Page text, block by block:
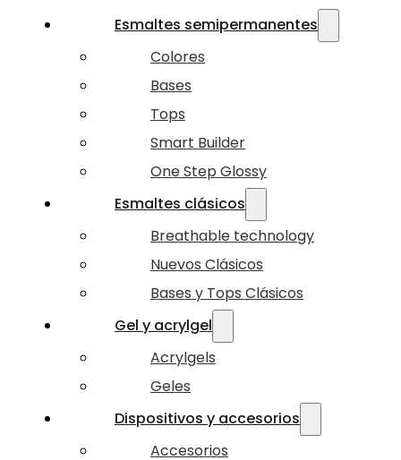
Esmaltes semipermanentes
Colores
Bases
Tops
Smart Builder
One Step Glossy
Esmaltes clásicos
Breathable technology
Nuevos Clásicos
Bases y Tops Clásicos
Gel y acrylgel
Acrylgels
Geles
Dispositivos y accesorios
Accesorios